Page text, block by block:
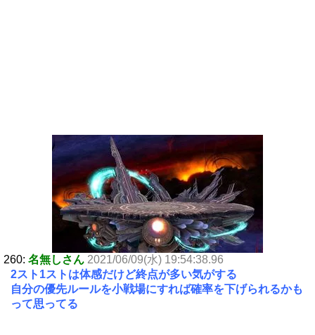
260: 名無しさん 2021/06/09(水) 19:54:38.96
2スト1ストは体感だけど終点が多い気がする
自分の優先ルールを小戦場にすれば確率を下げられるかも
って思ってる